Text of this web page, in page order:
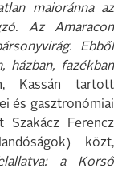
maioránna az
Az Amaracon
Ebből
házban, fazékban
Kassán tartott
és gasztronómiai
Ferencz
közt,
a Korső